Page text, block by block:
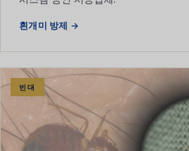
흰개미 방제 →
빈대